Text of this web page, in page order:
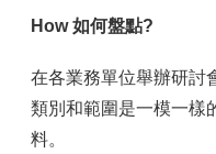
區
絡
我
們
How 如何盤點?
在各業務單位舉辦研討
類別和範圍是一模一樣
料。